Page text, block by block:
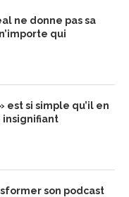
ne donne pas sa
qui
est si simple qu’il en
insignifiant
son podcast